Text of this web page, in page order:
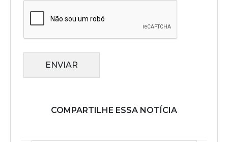
ENVIAR
COMPARTILHE ESSA NOTÍCIA